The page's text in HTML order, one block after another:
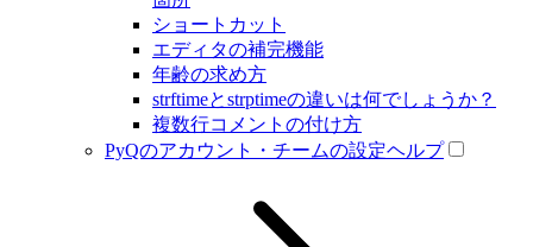
ショートカット
エディタの補完機能
年齢の求め方
strftimeとstrptimeの違いは何でしょうか？
複数行コメントの付け方
PyQのアカウント・チームの設定ヘルプ